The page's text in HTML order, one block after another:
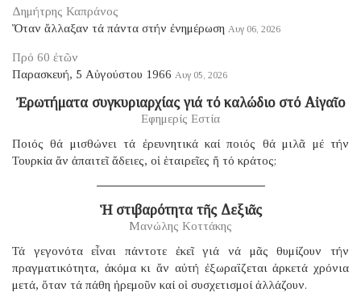
Δημήτρης Καπράνος
Ὅταν ἄλλαξαν τά πάντα στήν ἐνημέρωση Αυγ 06, 2026
Πρό 60 ἐτῶν
Παρασκευή, 5 Αὐγούστου 1966 Αυγ 05, 2026
Ἐρωτήματα συγκυριαρχίας γιά τό καλώδιο στό Αἰγαῖο
Εφημερίς Εστία
Ποιός θά μισθώνει τά ἐρευνητικά καί ποιός θά μιλᾶ μέ τήν
Τουρκία ἄν ἀπαιτεῖ ἄδειες, οἱ ἑταιρεῖες ἤ τό κράτος;
Ἡ στιβαρότητα τῆς Δεξιᾶς
Μανώλης Κοττάκης
Τά γεγονότα εἶναι πάντοτε ἐκεῖ γιά νά μᾶς θυμίζουν τήν
πραγματικότητα, ἀκόμα κι ἄν αὐτή ἐξωραΐζεται ἀρκετά χρόνια
μετά, ὅταν τά πάθη ἠρεμοῦν καί οἱ συσχετισμοί ἀλλάζουν.